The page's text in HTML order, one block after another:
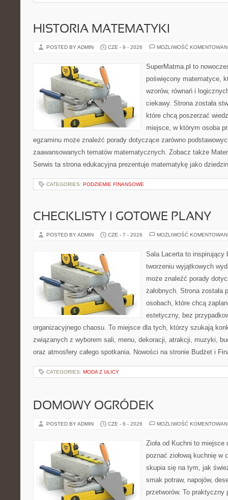
HISTORIA MATEMATYKI
POSTED BY ADMIN CZE - 9 - 2026 MOŻLIWOŚĆ
SuperMatma.pl to
poświęcony matematyce,
wzorów, równań i
ciekawy. Strona została
które chcą poszerzać
miejsce, w którym osoba
egzaminu może znaleźć porady dotyczące zarówno
zaawansowanych tematów matematycznych. Zobacz także
Serwis ta strona edukacyjna prezentuje matematykę jako
CATEGORIES: PODZIEMIE FINANSOWE
CHECKLISTY I GOTOWE PLANY
POSTED BY ADMIN CZE - 7 - 2026 MOŻLIWOŚĆ
Sala Lacerta to inspirujący
tworzeniu wyjątkowych
może znaleźć porady
żałobnych. Strona została
osobach, które chcą
estetyczny, bez
organizacyjnego chaosu. To miejsce dla tych, którzy szukają
związanych z wyborem sali, menu, dekoracji, atrakcji, muzyki,
oraz atmosfery całego spotkania. Nowości na stronie Budżet i
CATEGORIES: MODA Z ULICY
DOMOWY OGRÓDEK
POSTED BY ADMIN CZE - 6 - 2026 MOŻLIWOŚĆ
Zioła od Kuchni to
poznać ziołową kuchnię w
skupia się na tym, jak
smak potraw, napojów,
przetworów. To praktyczny